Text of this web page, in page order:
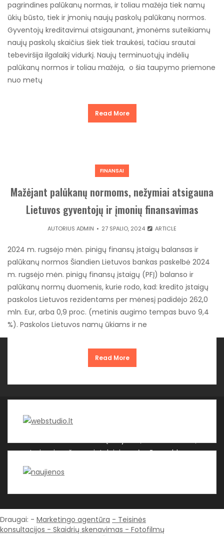
pagrindines palūkanų normas, ir toliau mažėja tiek namų
ūkių būsto, tiek ir įmonių naujų paskolų palūkanų normos.
Gyventojų kreditavimui atsigaunant, įmonėms suteikiamų
naujų paskolų skaičius šiek tiek traukėsi, tačiau srautai
tebeviršija ilgalaikį vidurkį. Naujų terminuotųjų indėlių
palūkanų normos ir toliau mažėja, o šia taupymo priemone
nuo metų
Read More
FINANSAI
Mažėjant palūkanų normoms, nežymiai atsigauna
Lietuvos gyventojų ir įmonių finansavimas
AUTORIUSADMIN 27 SPALIO, 2024 ARTICLE
2024 m. rugsėjo mėn. pinigų finansų įstaigų balansas ir
palūkanų normos Šiandien Lietuvos bankas paskelbė 2024
m. rugsėjo mėn. pinigų finansų įstaigų (PFĮ) balanso ir
palūkanų normų duomenis, kurie rodo, kad: kredito įstaigų
paskolos Lietuvos rezidentams per mėnesį padidėjo 262,0
mln. Eur, arba 0,9 proc. (metinis augimo tempas buvo 9,4
%). Paskolos Lietuvos namų ūkiams ir ne
Read More
WEBSTUDIO.LT © SKAITMENINIO MARKETINGO
PASLAUGOS. SEO tekstų rašymas, turinio kūrimas,
straipsnių rašymas ir talpinimas į mūsų valdomas
svetaines.
Draugai: - Marketingo agentūra - Teisinės
konsultacijos - Skaidrių skenavimas - Fotofilmų